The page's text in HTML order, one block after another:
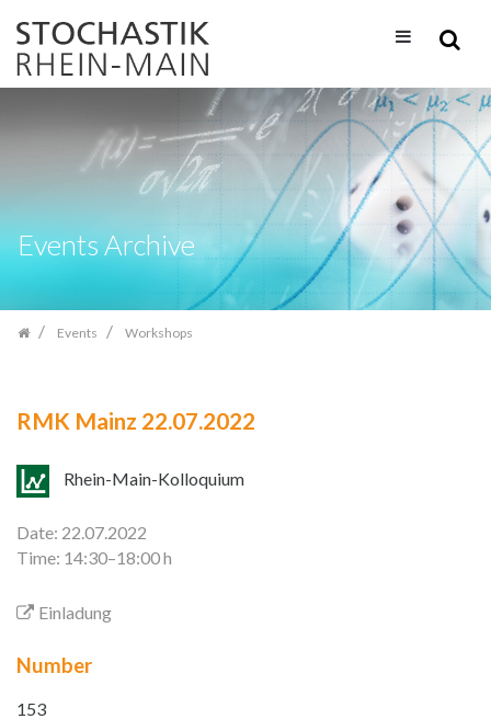
navigation
Events Archive
Events Workshops
RMK Mainz 22.07.2022
Rhein-Main-Kolloquium
Date: 22.07.2022
Time: 14:30–18:00 h
Einladung
Number
153